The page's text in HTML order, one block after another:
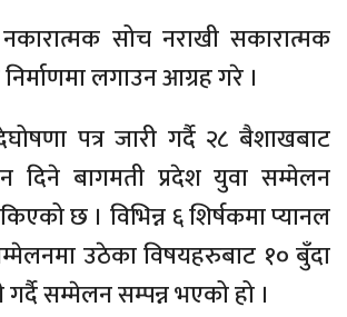
सोच नराखी सकारात्मक
लगाउन आग्रह गरे ।
पत्र जारी गर्दै २८ बैशाखबाट
दिने बागमती प्रदेश युवा सम्मेलन
छ । विभिन्न ६ शिर्षकमा प्यानल
उठेका विषयहरुबाट १० बुँदा
गर्दै सम्मेलन सम्पन्न भएको हो ।